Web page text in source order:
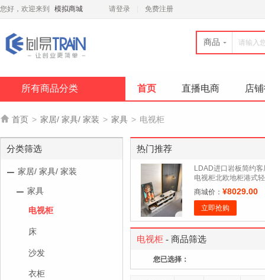
您好，欢迎来到 模拟商城 请登录 免费注册
商品
所有商品分类 首页 直播电商 店
 首页 > 家居/ 家具/ 家装 > 家具 > 电视柜
分类筛选
家居/ 家具/ 家装
家具
电视柜
床
沙发
衣柜
热门推荐
LDAD进口岩板简约客
电视柜北欧地柜港式轻
奢后现代储物电视机柜
商城价： ¥8029.00
立即抢购
电视柜 - 商品筛选
您已选择：